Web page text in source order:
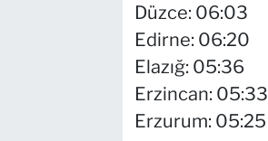
Düzce: 06:03
Edirne: 06:20
Elazığ: 05:36
Erzincan: 05:33
Erzurum: 05:25